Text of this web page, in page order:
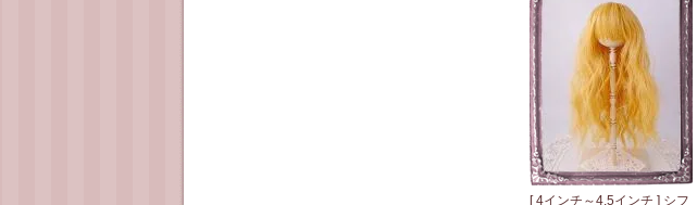
[ 4インチ～4.5インチ ] シフ